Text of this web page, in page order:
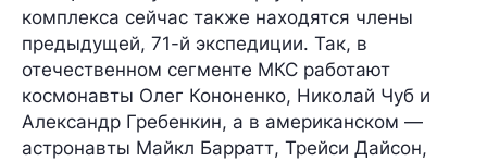
комплекса сейчас также находятся члены
предыдущей, 71-й экспедиции. Так, в
отечественном сегменте МКС работают
космонавты Олег Кононенко, Николай Чуб и
Александр Гребенкин, а в американском —
астронавты Майкл Барратт, Трейси Дайсон,